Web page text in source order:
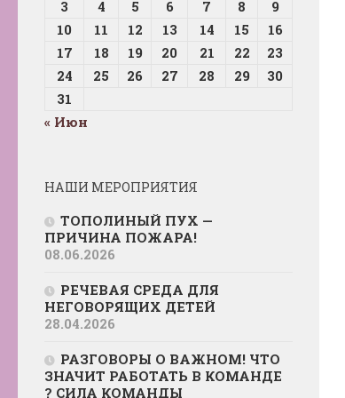
3 4 5 6 7 8
9
10
11 12 13 14 15
16
17
18 19 20 21 22
23
24
25 26 27 28 29
30
31
« Июн
НАШИ МЕРОПРИЯТИЯ
ТОПОЛИНЫЙ ПУХ —
ПРИЧИНА ПОЖАРА!
08.06.2026
РЕЧЕВАЯ СРЕДА ДЛЯ
НЕГОВОРЯЩИХ ДЕТЕЙ
28.04.2026
РАЗГОВОРЫ О ВАЖНОМ! ЧТО
ЗНАЧИТ РАБОТАТЬ В КОМАНДЕ
? СИЛА КОМАНДЫ